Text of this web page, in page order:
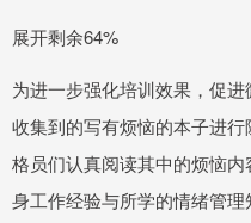
展开剩余64%
为进一步强化培训效果，促
收集到的写有烦恼的本子进
格员们认真阅读其中的烦恼
身工作经验与所学的情绪管